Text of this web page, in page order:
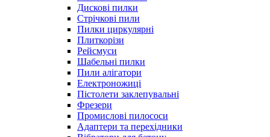
Дискові пилки
Стрічкові пили
Пилки циркулярні
Плиткорізи
Рейсмуси
Шабельні пилки
Пили алігатори
Електроножиці
Пістолети заклепувальні
Фрезери
Промислові пилососи
Адаптери та перехідники